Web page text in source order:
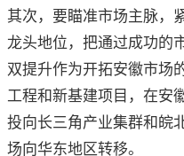
其次，要瞄准市场主脉，
龙头地位，把通过成功的
双提升作为开拓安徽市场
工程和新基建项目，在安
投向长三角产业集群和皖
场向华东地区转移。